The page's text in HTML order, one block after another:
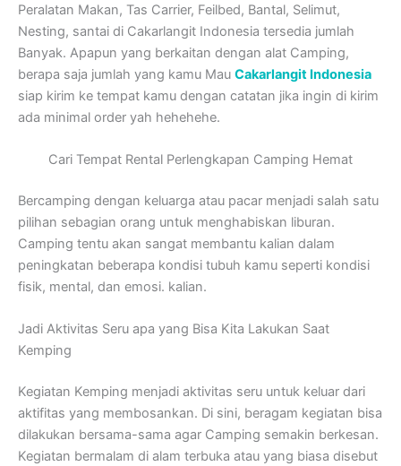
Peralatan Makan, Tas Carrier, Feilbed, Bantal, Selimut,
Nesting, santai di Cakarlangit Indonesia tersedia jumlah
Banyak. Apapun yang berkaitan dengan alat Camping,
berapa saja jumlah yang kamu Mau Cakarlangit Indonesia
siap kirim ke tempat kamu dengan catatan jika ingin di kirim
ada minimal order yah hehehehe.
Cari Tempat Rental Perlengkapan Camping Hemat
Bercamping dengan keluarga atau pacar menjadi salah satu
pilihan sebagian orang untuk menghabiskan liburan.
Camping tentu akan sangat membantu kalian dalam
peningkatan beberapa kondisi tubuh kamu seperti kondisi
fisik, mental, dan emosi. kalian.
Jadi Aktivitas Seru apa yang Bisa Kita Lakukan Saat
Kemping
Kegiatan Kemping menjadi aktivitas seru untuk keluar dari
aktifitas yang membosankan. Di sini, beragam kegiatan bisa
dilakukan bersama-sama agar Camping semakin berkesan.
Kegiatan bermalam di alam terbuka atau yang biasa disebut